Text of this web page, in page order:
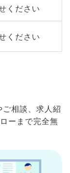
ください
ください
相談、求人紹
ーまで完全無